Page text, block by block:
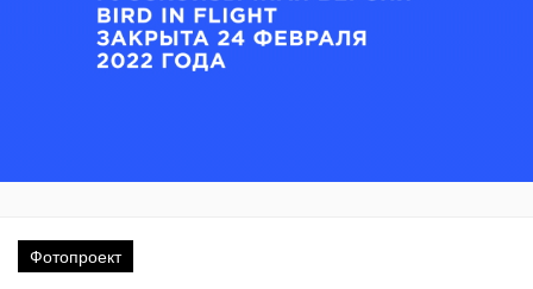
Фотопроект